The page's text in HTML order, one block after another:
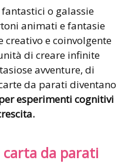
o galassie
animati e fantasie
creativo e coinvolgente
di creare infinite
avventure, di
da parati diventano
esperimenti cognitivi
carta da parati